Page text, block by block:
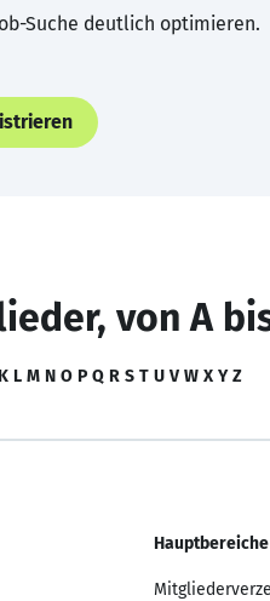
Suche deutlich optimieren.
von A
K L M N O P Q R S T U V W X Y Z
Hauptbereiche